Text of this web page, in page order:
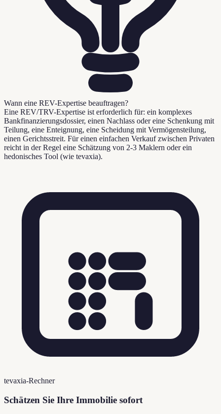
Wann eine REV-Expertise beauftragen?
Eine REV/TRV-Expertise ist erforderlich für: ein komplexes
Bankfinanzierungsdossier, einen Nachlass oder eine Schenkung mit
Teilung, eine Enteignung, eine Scheidung mit Vermögensteilung,
einen Gerichtsstreit. Für einen einfachen Verkauf zwischen Privaten
reicht in der Regel eine Schätzung von 2-3 Maklern oder ein
hedonisches Tool (wie tevaxia).
tevaxia-Rechner
Schätzen Sie Ihre Immobilie sofort